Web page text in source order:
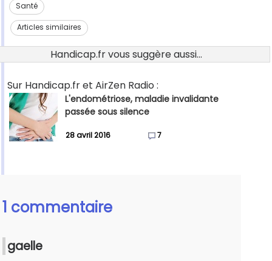
Santé
Articles similaires
Handicap.fr vous suggère aussi...
Sur Handicap.fr et AirZen Radio :
L'endométriose, maladie invalidante
passée sous silence
28 avril 2016 7
1 commentaire
gaelle